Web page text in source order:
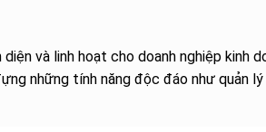
và linh hoạt cho doanh nghiệp kinh
những tính năng độc đáo như quản